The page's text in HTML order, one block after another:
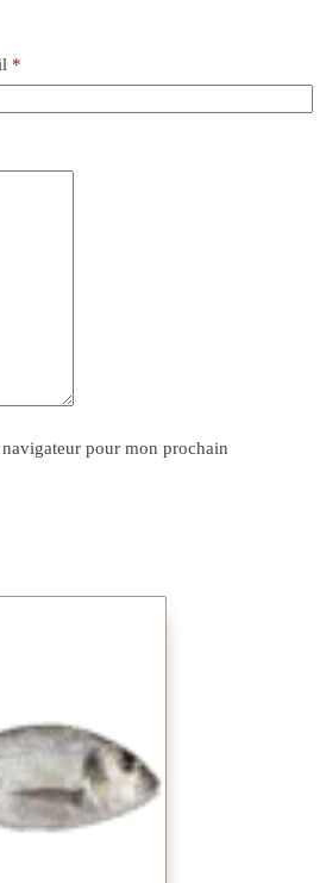
*
pour mon prochain